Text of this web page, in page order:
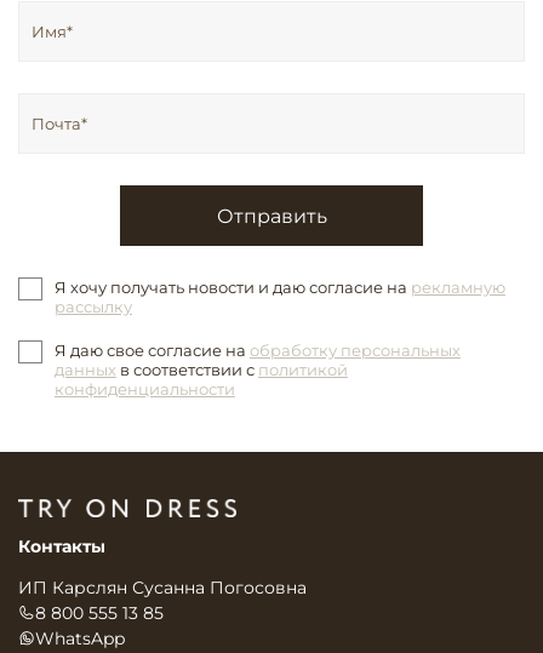
Отправить
Я хочу получать новости и даю согласие на рекламную
рассылку
Я даю свое согласие на обработку персональных
данных в соответствии с политикой
конфиденциальности
Контакты
ИП Карслян Сусанна Погосовна
8 800 555 13 85
WhatsApp